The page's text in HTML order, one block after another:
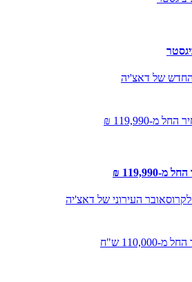
של דאצ'יה
₪
העירוני של דאצ'יה